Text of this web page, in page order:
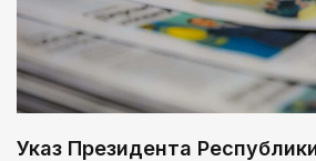
Указ Президента